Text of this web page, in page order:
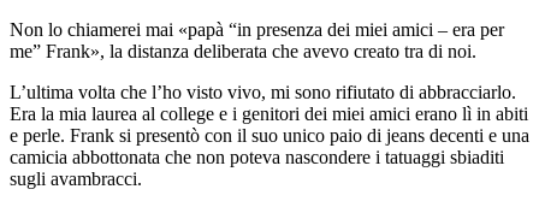
Non lo chiamerei mai «papà “in presenza dei miei amici – era per
me” Frank», la distanza deliberata che avevo creato tra di noi.
L’ultima volta che l’ho visto vivo, mi sono rifiutato di abbracciarlo.
Era la mia laurea al college e i genitori dei miei amici erano lì in abiti
e perle. Frank si presentò con il suo unico paio di jeans decenti e una
camicia abbottonata che non poteva nascondere i tatuaggi sbiaditi
sugli avambracci.